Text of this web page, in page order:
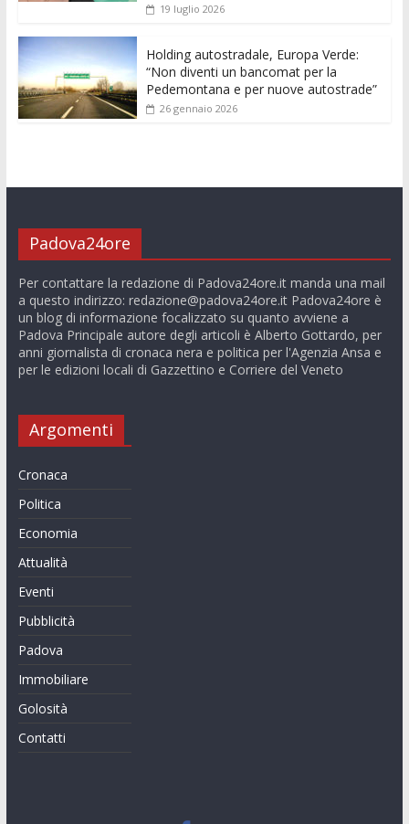
19 luglio 2026
Holding autostradale, Europa Verde:
“Non diventi un bancomat per la
Pedemontana e per nuove autostrade”
26 gennaio 2026
Padova24ore
Per contattare la redazione di Padova24ore.it manda una mail
a questo indirizzo: redazione@padova24ore.itPadova24ore è
un blog di informazione focalizzato su quanto avviene a
Padova Principale autore degli articoli è Alberto Gottardo, per
anni giornalista di cronaca nera e politica per l'Agenzia Ansa e
per le edizioni locali di Gazzettino e Corriere del Veneto
Argomenti
Cronaca
Politica
Economia
Attualità
Eventi
Pubblicità
Padova
Immobiliare
Golosità
Contatti